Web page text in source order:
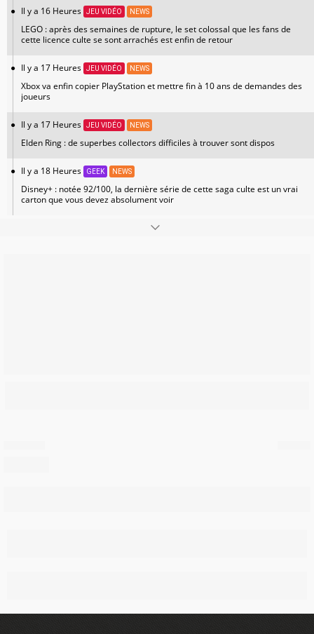
Il y a 16 Heures JEU VIDÉO NEWS
LEGO : après des semaines de rupture, le set colossal que les fans de
cette licence culte se sont arrachés est enfin de retour
Il y a 17 Heures JEU VIDÉO NEWS
Xbox va enfin copier PlayStation et mettre fin à 10 ans de demandes des
joueurs
Il y a 17 Heures JEU VIDÉO NEWS
Elden Ring : de superbes collectors difficiles à trouver sont dispos
Il y a 18 Heures GEEK NEWS
Disney+ : notée 92/100, la dernière série de cette saga culte est un vrai
carton que vous devez absolument voir